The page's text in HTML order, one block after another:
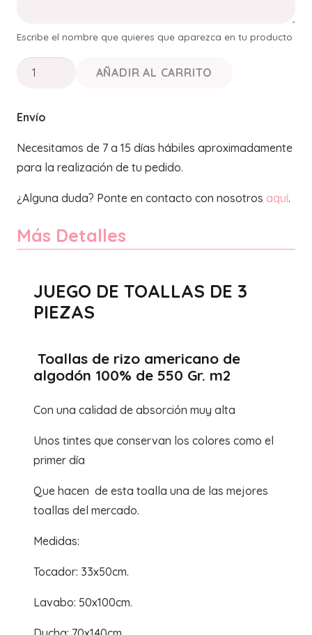
Escribe el nombre que quieres que aparezca en tu producto
JUEGO
3
PIEZAS
"Corona"
AÑADIR AL CARRITO
Envío
Necesitamos de 7 a 15 días hábiles aproximadamente
para la realización de tu pedido.
¿Alguna duda? Ponte en contacto con nosotros aquí.
Más Detalles
JUEGO DE TOALLAS DE 3
PIEZAS
Toallas de rizo americano de
algodón 100% de 550 Gr. m2
Con una calidad de absorción muy alta
Unos tintes que conservan los colores como el
primer día
Que hacen de esta toalla una de las mejores
toallas del mercado.
Medidas:
Tocador: 33x50cm.
Lavabo: 50x100cm.